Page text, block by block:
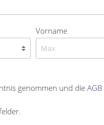
Vorname
genommen und dieAGB